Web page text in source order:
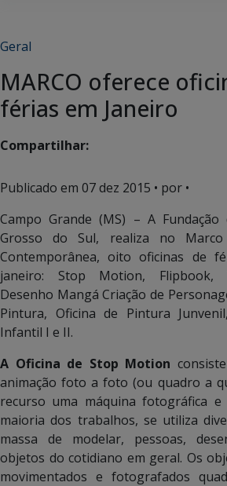
Geral
MARCO oferece
férias em Janeiro
Compartilhar:
Publicado em 07 dez 2015 • por •
Campo Grande (MS) – A
Grosso do Sul, realiza no
Contemporânea, oito oficinas de
janeiro: Stop Motion, Flipbook,
Desenho Mangá Criação de
Pintura, Oficina de Pintura
Infantil I e II.
A Oficina de Stop Motion
animação foto a foto (ou quadro a
recurso uma máquina fotográfica
maioria dos trabalhos, se utiliza
massa de modelar, pessoas,
objetos do cotidiano em geral. Os
movimentados e fotografados